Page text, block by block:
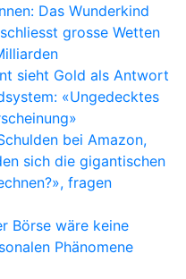
Das Wunderkind
grosse Wetten
sieht Gold als Antwort
«Ungedecktes
bei Amazon,
sich die gigantischen
fragen
Börse wäre keine
Phänomene